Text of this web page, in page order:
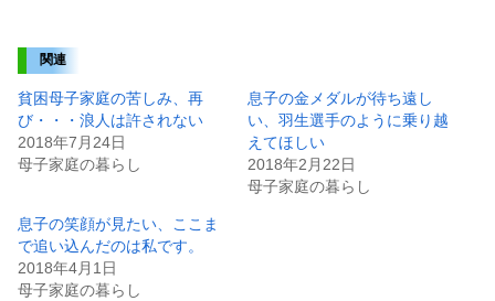
関連
貧困母子家庭の苦しみ、再
び・・・浪人は許されない
2018年7月24日
母子家庭の暮らし
息子の金メダルが待ち遠し
い、羽生選手のように乗り越
えてほしい
2018年2月22日
母子家庭の暮らし
息子の笑顔が見たい、ここま
で追い込んだのは私です。
2018年4月1日
母子家庭の暮らし